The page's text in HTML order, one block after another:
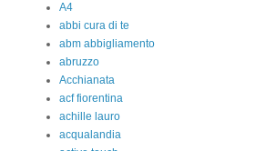
A4
abbi cura di te
abm abbigliamento
abruzzo
Acchianata
acf fiorentina
achille lauro
acqualandia